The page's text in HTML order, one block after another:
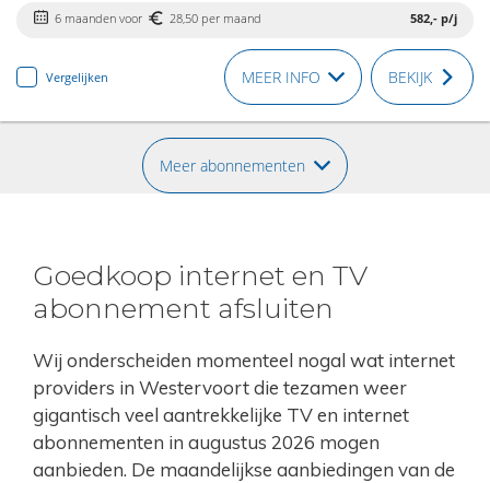
6 maanden voor 28,50 per maand 582,- p/j
Vergelijken MEER INFO BEKIJK
Meer abonnementen
Goedkoop internet en TV
abonnement afsluiten
Wij onderscheiden momenteel nogal wat internet
providers in Westervoort die tezamen weer
gigantisch veel aantrekkelijke TV en internet
abonnementen in augustus 2026 mogen
aanbieden. De maandelijkse aanbiedingen van de